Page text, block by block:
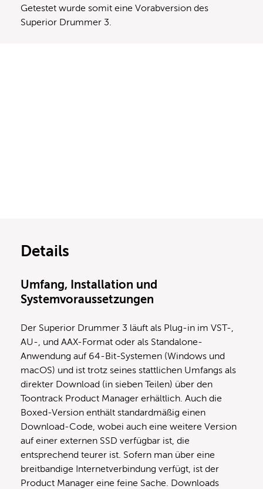
Getestet wurde somit eine Vorabversion des
Superior Drummer 3.
Details
Umfang, Installation und
Systemvoraussetzungen
Der Superior Drummer 3 läuft als Plug-in im VST-,
AU-, und AAX-Format oder als Standalone-
Anwendung auf 64-Bit-Systemen (Windows und
macOS) und ist trotz seines stattlichen Umfangs als
direkter Download (in sieben Teilen) über den
Toontrack Product Manager erhältlich. Auch die
Boxed-Version enthält standardmäßig einen
Download-Code, wobei auch eine weitere Version
auf einer externen SSD verfügbar ist, die
entsprechend teurer ist. Sofern man über eine
breitbandige Internetverbindung verfügt, ist der
Product Manager eine feine Sache. Downloads